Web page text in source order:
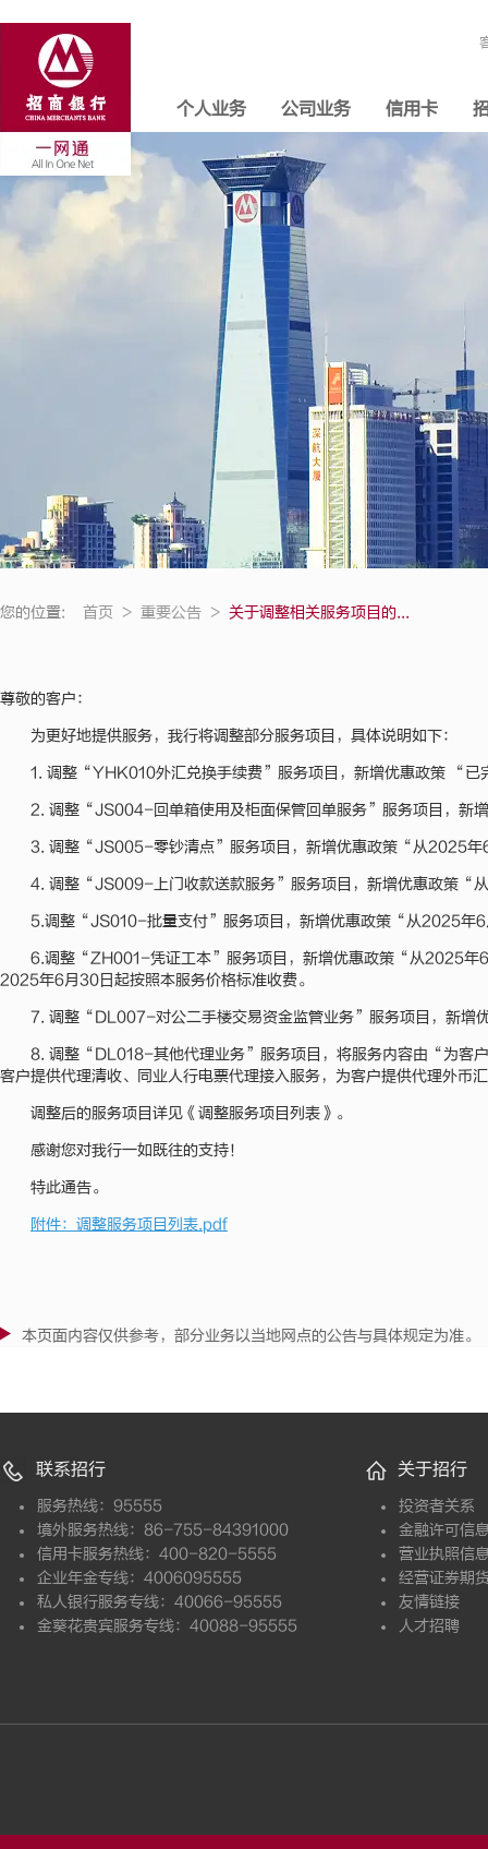
个人业务 公司业务 信用卡
您的位置: 首页 > 重要公告 > 关于调整相关服务项目的...
尊敬的客户：
为更好地提供服务，我行将调整部分服务项目，具体说明如下：
1. 调整“YHK010外汇兑换手续费”服务项目，新增优惠政策 “已
2. 调整“JS004-回单箱使用及柜面保管回单服务”服务项目，新
3. 调整“JS005-零钞清点”服务项目，新增优惠政策“从2025年
4. 调整“JS009-上门收款送款服务”服务项目，新增优惠政策“
5.调整“JS010-批量支付”服务项目，新增优惠政策“从2025年6
6.调整“ZH001-凭证工本”服务项目，新增优惠政策“从2025年6
2025年6月30日起按照本服务价格标准收费。
7. 调整“DL007-对公二手楼交易资金监管业务”服务项目，新增
8. 调整“DL018-其他代理业务”服务项目，将服务内容由“为客户
客户提供代理清收、同业人行电票代理接入服务，为客户提供代理外
调整后的服务项目详见《调整服务项目列表》。
感谢您对我行一如既往的支持！
特此通告。
附件：调整服务项目列表.pdf
本页面内容仅供参考，部分业务以当地网点的公告与具体规定为准。
联系招行
服务热线：95555
境外服务热线：86-755-84391000
信用卡服务热线：400-820-5555
企业年金专线：4006095555
私人银行服务专线：40066-95555
金葵花贵宾服务专线：40088-95555
关于招行
投资者关系
金融许可信
营业执照信
经营证券期
友情链接
人才招聘